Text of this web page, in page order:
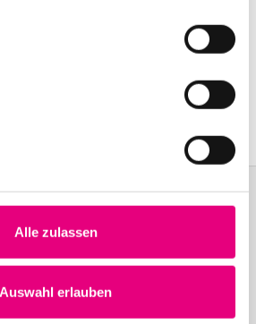
Alle zulassen
Auswahl erlauben